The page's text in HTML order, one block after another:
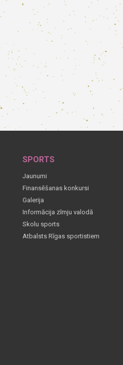
SPORTS
Jaunumi
Finansēšanas konkursi
Galerija
Informācija zīmju valodā
Skolu sports
Atbalsts Rīgas sportistiem